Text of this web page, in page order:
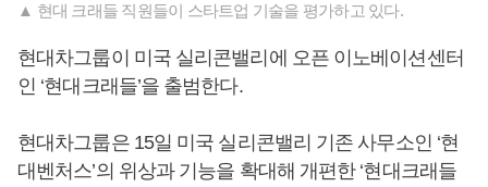
▲ 현대 크래들 직원들이 스타트업 기술을 평가하고 있다.
현대차그룹이 미국 실리콘밸리에 오픈 이노베이션센터
인 ‘현대크래들’을 출범한다.
현대차그룹은 15일 미국 실리콘밸리 기존 사무소인 ‘현
대벤처스’의 위상과 기능을 확대해 개편한 ‘현대크래들